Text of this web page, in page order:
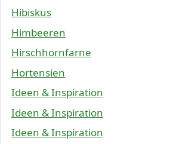
Hibiskus
Himbeeren
Hirschhornfarne
Hortensien
Ideen & Inspiration
Ideen & Inspiration
Ideen & Inspiration